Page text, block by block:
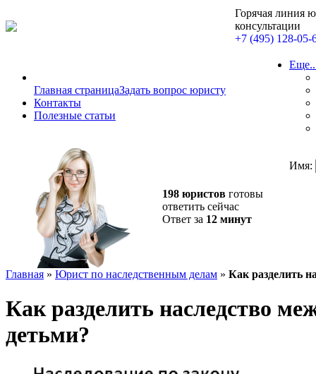
Горячая линия
консультации
+7 (495) 128-05-
Главная страницаЗадать вопрос юристу
Контакты
Полезные статьи
198 юристов готовы
ответить сейчас
Ответ за 12 минут
Имя:
Главная » Юрист по наследственным делам » Как разделить
Как разделить наследство
детьми?